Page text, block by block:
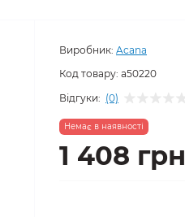
Виробник: Acana
Код товару: a50220
Відгуки: (0)
Немає в наявності
1 408 грн